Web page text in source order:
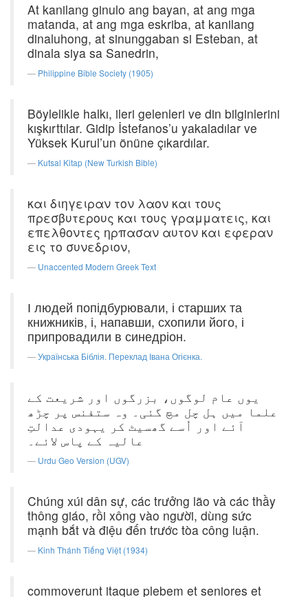
At kanilang ginulo ang bayan, at ang mga
matanda, at ang mga eskriba, at kanilang
dinaluhong, at sinunggaban si Esteban, at
dinala siya sa Sanedrin,
Philippine Bible Society (1905)
Böylelikle halkı, ileri gelenleri ve din bilginlerini
kışkırttılar. Gidip İstefanos’u yakaladılar ve
Yüksek Kurul’un önüne çıkardılar.
Kutsal Kitap (New Turkish Bible)
και διηγειραν τον λαον και τους
πρεσβυτερους και τους γραμματεις, και
επελθοντες ηρπασαν αυτον και εφεραν
εις το συνεδριον,
Unaccented Modern Greek Text
І людей попідбурювали, і старших та
книжників, і, напавши, схопили його, і
припровадили в синедріон.
Українська Біблія. Переклад Івана Огієнка.
یوں عام لوگوں، بزرگوں اور شریعت کے
علما میں ہل چل مچ گئی۔ وہ ستفنس پر چڑھ
آئے اور اُسے گھسیٹ کر یہودی عدالتِ
عالیہ کے پاس لائے۔
Urdu Geo Version (UGV)
Chúng xúi dân sự, các trưởng lão và các thầy
thông giáo, rồi xông vào người, dùng sức
mạnh bắt và điệu đến trước tòa công luận.
Kinh Thánh Tiếng Việt (1934)
commoverunt itaque plebem et seniores et